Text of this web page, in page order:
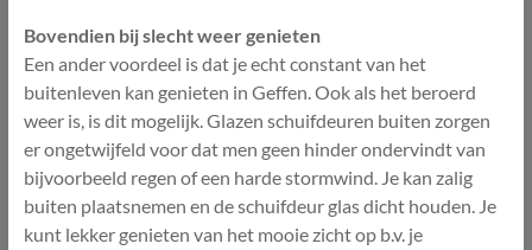
Bovendien bij slecht weer genieten
Een ander voordeel is dat je echt constant van het
buitenleven kan genieten in Geffen. Ook als het beroerd
weer is, is dit mogelijk. Glazen schuifdeuren buiten zorgen
er ongetwijfeld voor dat men geen hinder ondervindt van
bijvoorbeeld regen of een harde stormwind. Je kan zalig
buiten plaatsnemen en de schuifdeur glas dicht houden. Je
kunt lekker genieten van het mooie zicht op b.v. je